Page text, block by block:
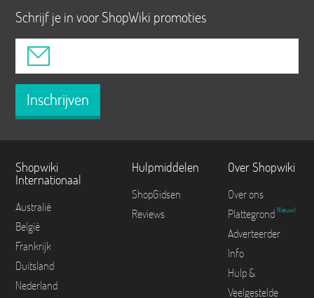
Schrijf je in voor ShopWiki promoties
Inschrijven
Shopwiki
Internationaal
Australië
België
Frankrijk
Duitsland
Nederland
Hulpmiddelen
ShopGidsen
Reviews
Over Shopwiki
Over ons
Plattegrond Nieuw!
Adverteerder
Info
Hulp &
Veelgestelde